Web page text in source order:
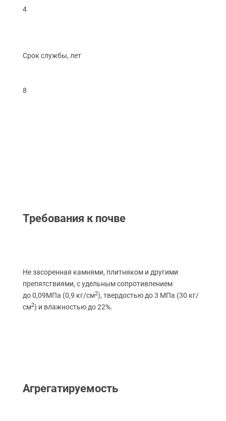
4
Срок службы, лет
8
Требования к почве
Не засоренная камнями, плитняком и другими
препятствиями, с удельным сопротивлением
до 0,09МПа (0,9 кг/см2), твердостью до 3 МПа (30 кг/
см2) и влажностью до 22%.
Агрегатируемость